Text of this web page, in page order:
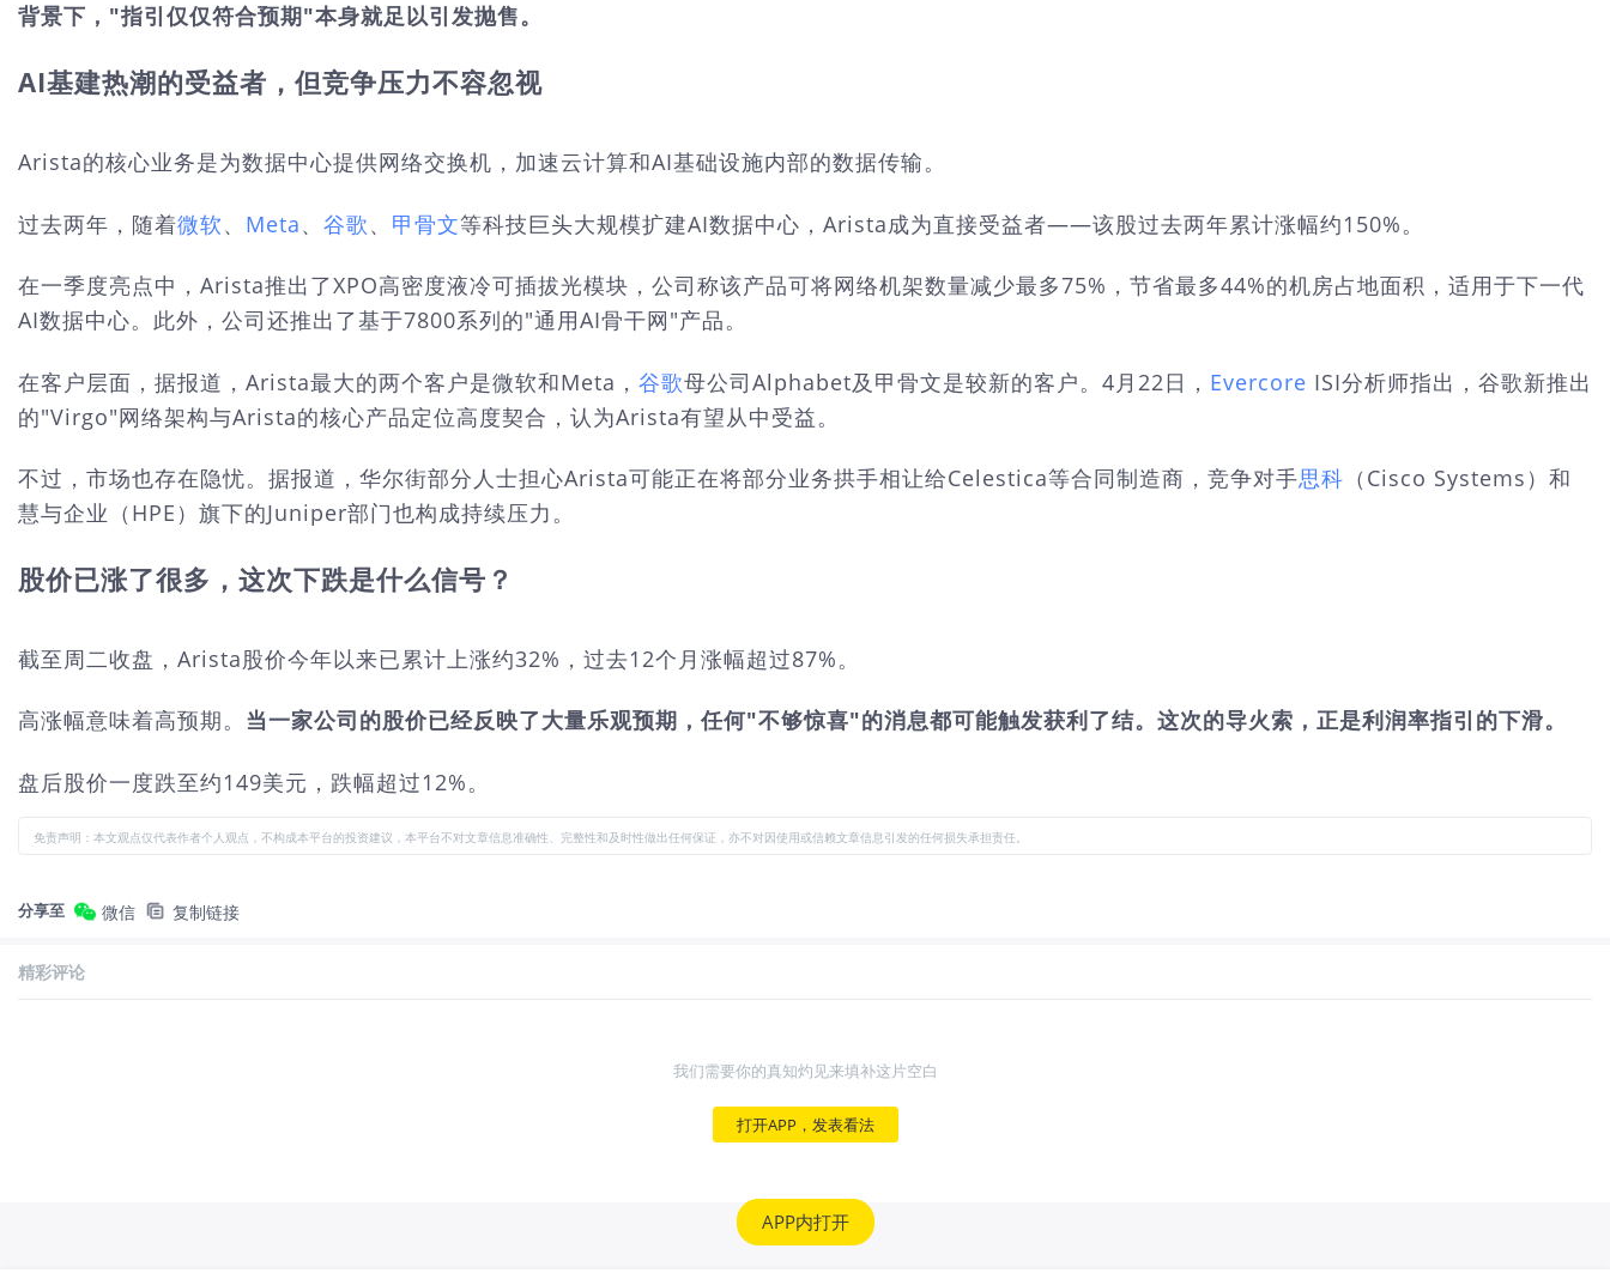
背景下，"指引仅仅符合预期"本身就足以引发抛售。
AI基建热潮的受益者，但竞争压力不容忽视
Arista的核心业务是为数据中心提供网络交换机，加速云计算和AI基础设施内部的数据传输。
过去两年，随着微软、 Meta、 谷歌、 甲骨文等科技巨头大规模扩建AI数据中心，Arista成为直接受益者——该股过去两年累计涨幅约150%。
在一季度亮点中，Arista推出了XPO高密度液冷可插拔光模块，公司称该产品可将网络机架数量减少最多75%，节省最多44%的机房占地面积，适用于下一代
AI数据中心。此外，公司还推出了基于7800系列的"通用AI骨干网"产品。
在客户层面，据报道，Arista最大的两个客户是微软和Meta， 谷歌母公司Alphabet及甲骨文是较新的客户。4月22日， Evercore ISI分析师指出，谷歌新推出
的"Virgo"网络架构与Arista的核心产品定位高度契合，认为Arista有望从中受益。
不过，市场也存在隐忧。据报道，华尔街部分人士担心Arista可能正在将部分业务拱手相让给Celestica等合同制造商，竞争对手思科 （Cisco Systems）和
慧与企业（HPE）旗下的Juniper部门也构成持续压力。
股价已涨了很多，这次下跌是什么信号？
截至周二收盘，Arista股价今年以来已累计上涨约32%，过去12个月涨幅超过87%。
高涨幅意味着高预期。 当一家公司的股价已经反映了大量乐观预期，任何"不够惊喜"的消息都可能触发获利了结。这次的导火索，正是利润率指引的下滑。
盘后股价一度跌至约149美元，跌幅超过12%。
免责声明：本文观点仅代表作者个人观点，不构成本平台的投资建议，本平台不对文章信息准确性、完整性和及时性做出任何保证，亦不对因使用或信赖文章信息引发的任何损失承担责任。
分享至 微信 复制链接
精彩评论
我们需要你的真知灼见来填补这片空白
打开APP，发表看法
APP内打开